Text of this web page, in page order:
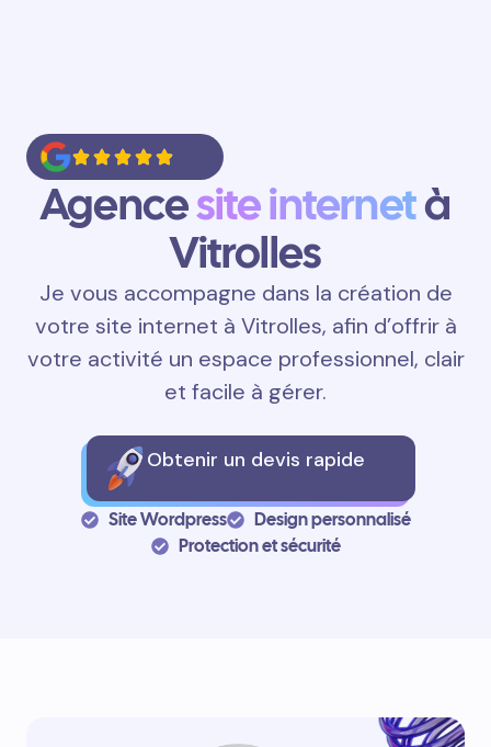
Agencesite internetà
Vitrolles
Je vous accompagne dans la création de
votre site internet à Vitrolles, afin d’offrir à
votre activité un espace professionnel, clair
et facile à gérer.
Obtenir un devis rapide
Site Wordpress
Design personnalisé
Protection et sécurité